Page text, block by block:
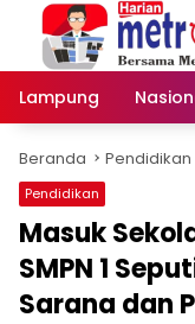
Langsung
konten
Lampung
Beranda Pendidikan
Pendidikan
Masuk
SMPN 1
Sarana dan